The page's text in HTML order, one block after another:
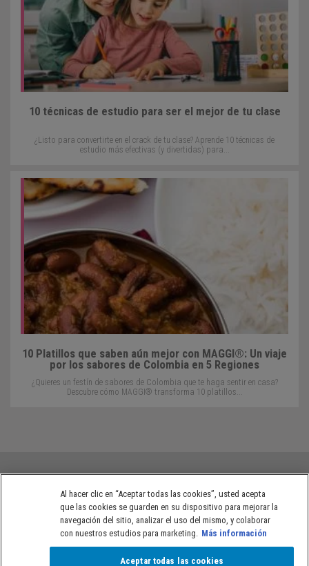
10 técnicas de estudio para ser el mejor de tu clase
¿Listo para convertirte en el crack de tu clase? Aprende 10 técnicas de
estudio más efectivas (y divertidas) para...
10 Platillos que saben aún mejor con MAGGI®: Un viaje
por los sabores de Colombia en 5 Regiones
¿Quieres un festín de sabores de Colombia que te haga sentir en casa?
Descubre cómo MAGGI® transforma 10 platillos...
Políticas de privacidad de NESTLÉ® Colombia Términos de uso
Al hacer clic en “Aceptar todas las cookies”, usted acepta
que las cookies se guarden en su dispositivo para mejorar la
navegación del sitio, analizar el uso del mismo, y colaborar
con nuestros estudios para marketing. Más información
Aceptar todas las cookies